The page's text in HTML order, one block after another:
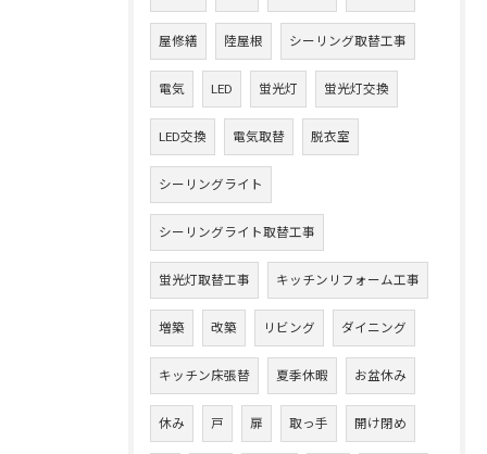
屋修繕 陸屋根 シーリング取替工事
電気 LED 蛍光灯 蛍光灯交換
LED交換 電気取替 脱衣室
シーリングライト
シーリングライト取替工事
蛍光灯取替工事 キッチンリフォーム工事
増築 改築 リビング ダイニング
キッチン床張替 夏季休暇 お盆休み
休み 戸 扉 取っ手 開け閉め